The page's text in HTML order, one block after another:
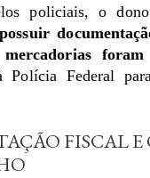
policiais, o
mercadorias foram
Polícia Federal
FISCAL E